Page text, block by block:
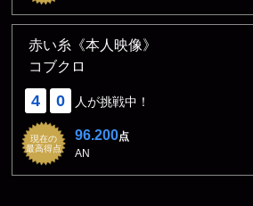
赤い糸《本人映像》
コブクロ
4 0 人が挑戦中！
現在の
最高得点
96.200点
AN